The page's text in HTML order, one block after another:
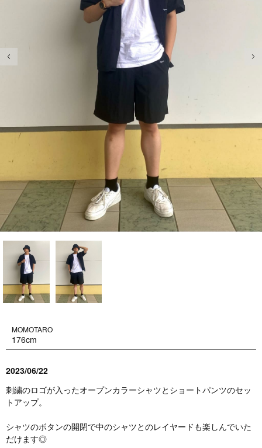
前の画像
MOMOTARO
176cm
2023/06/22
刺繍のロゴが入ったオープンカラーシャツとショートパンツのセッ
トアップ。
シャツのボタンの開閉で中のシャツとのレイヤードも楽しんでいた
だけます◎